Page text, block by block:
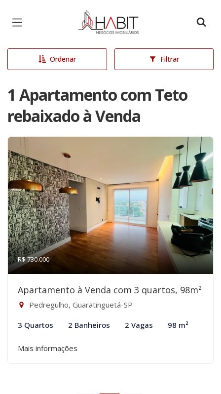
Página inicial
Ordenar Filtrar
1 Apartamento com Teto
rebaixado à Venda
R$ 730.000
Apartamento à Venda com 3 quartos, 98m²
Pedregulho, Guaratinguetá-SP
3 Quartos 2 Banheiros 2 Vagas 98 m²
Mais informações